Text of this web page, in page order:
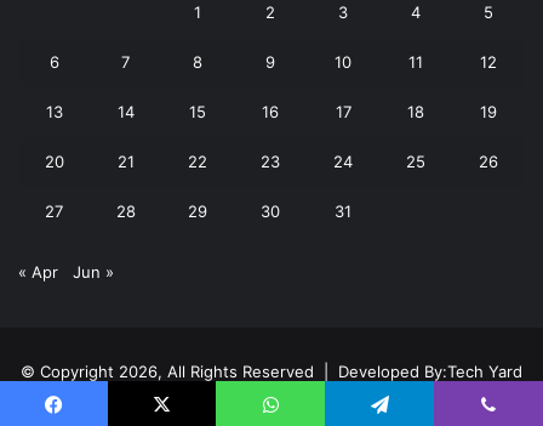
1 2 3 4 5
6 7 8 9 10 11 12
13 14 15 16 17 18 19
20 21 22 23 24 25 26
27 28 29 30 31
« Apr Jun »
© Copyright 2026, All Rights Reserved | Developed By:Tech Yard
Labs